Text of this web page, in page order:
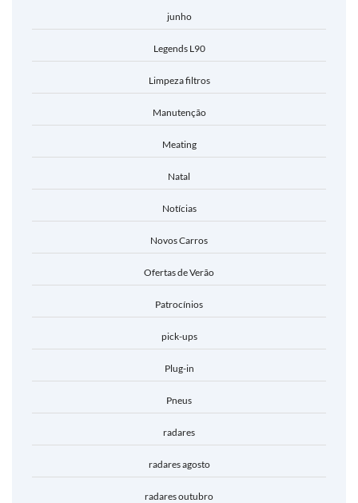
junho
Legends L90
Limpeza filtros
Manutenção
Meating
Natal
Notícias
Novos Carros
Ofertas de Verão
Patrocínios
pick-ups
Plug-in
Pneus
radares
radares agosto
radares outubro